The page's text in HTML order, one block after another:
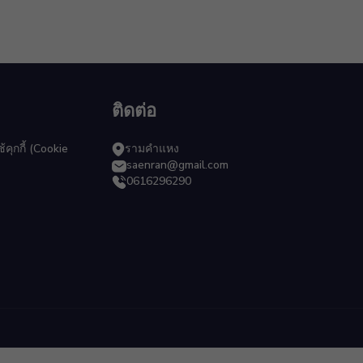
กกี้ (Cookie
ติดต่อ
รามคำแหง
saenran@gmail.com
0616296290